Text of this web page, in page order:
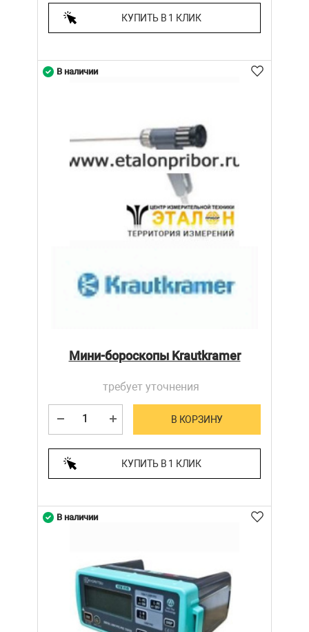
КУПИТЬ В 1 КЛИК
Мини-бороскопы Krautkramer
требует уточнения
В КОРЗИНУ
КУПИТЬ В 1 КЛИК
В наличии
В наличии